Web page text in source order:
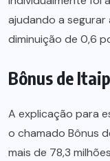
ajudando a segurar
diminuição de 0,6
Bônus de
A explicação para
o chamado Bônus
mais de 78,3